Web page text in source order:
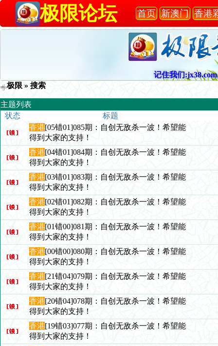
极限论坛 首页 新澳门 香港
记住我们
极限 » 搜索
主题列表
状态
标题
香港[05错01]085期：自创无敌杀一波！希望能
得到大家的支持！
香港[04错01]084期：自创无敌杀一波！希望能
得到大家的支持！
香港[03错01]083期：自创无敌杀一波！希望能
得到大家的支持！
香港[02错01]082期：自创无敌杀一波！希望能
得到大家的支持！
香港[01错00]081期：自创无敌杀一波！希望能
得到大家的支持！
香港[00错00]080期：自创无敌杀一波！希望能
得到大家的支持！
香港[21错04]079期：自创无敌杀一波！希望能
得到大家的支持！
香港[20错04]078期：自创无敌杀一波！希望能
得到大家的支持！
香港[19错03]077期：自创无敌杀一波！希望能
得到大家的支持！